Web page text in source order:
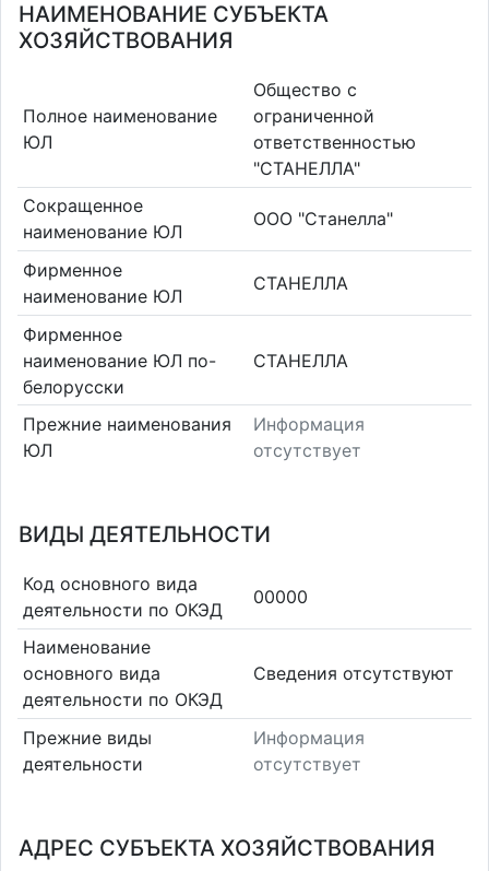
НАИМЕНОВАНИЕ СУБЪЕКТА
ХОЗЯЙСТВОВАНИЯ
Полное наименование
ЮЛ
Общество с
ограниченной
ответственностью
"СТАНЕЛЛА"
Сокращенное
наименование ЮЛ
ООО "Станелла"
Фирменное
наименование ЮЛ
СТАНЕЛЛА
Фирменное
наименование ЮЛ по-
белорусски
СТАНЕЛЛА
Прежние наименования
ЮЛ
Информация
отсутствует
ВИДЫ ДЕЯТЕЛЬНОСТИ
Код основного вида
деятельности по ОКЭД
00000
Наименование
основного вида
деятельности по ОКЭД
Cведения отсутствуют
Прежние виды
деятельности
Информация
отсутствует
АДРЕС СУБЪЕКТА ХОЗЯЙСТВОВАНИЯ